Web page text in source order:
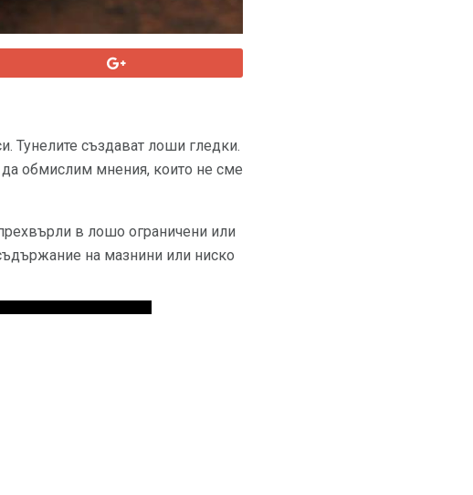
Тунелите създават лоши гледки.
обмислим мнения, които не сме
в лошо ограничени или
на мазнини или ниско